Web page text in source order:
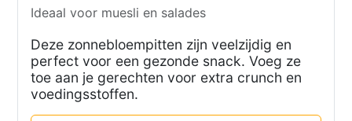
Ideaal voor muesli en salades
Deze zonnebloempitten zijn veelzijdig en
perfect voor een gezonde snack. Voeg ze
toe aan je gerechten voor extra crunch en
voedingsstoffen.